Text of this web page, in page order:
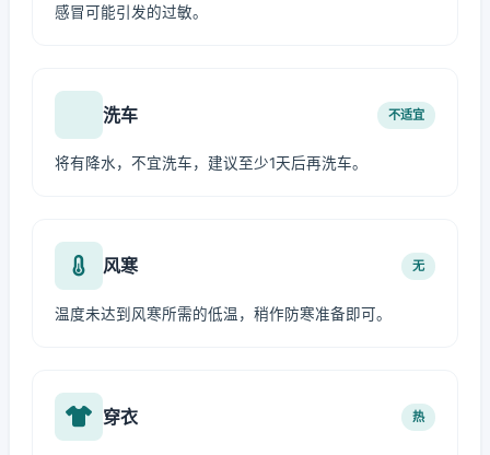
感冒可能引发的过敏。
洗车 不适宜
将有降水，不宜洗车，建议至少1天后再洗车。
风寒 无
温度未达到风寒所需的低温，稍作防寒准备即可。
穿衣 热